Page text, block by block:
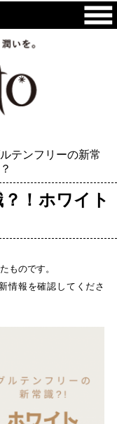
テンフリーの新常
！ホワイト
ものです。
情報を確認してくださ